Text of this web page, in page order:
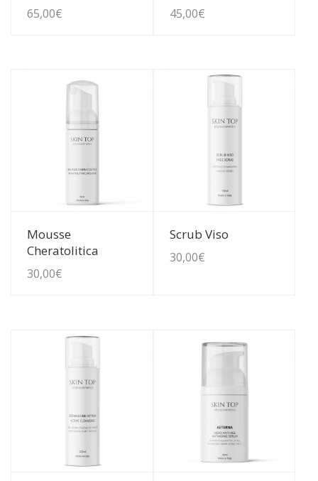
65,00€ 45,00€
Guarda Dettagli
Mousse
Cheratolitica
30,00€
Guarda Dettagli
Scrub Viso
30,00€